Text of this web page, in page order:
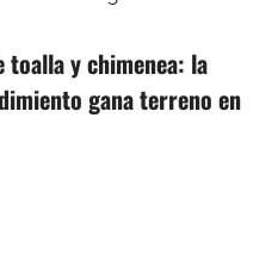
y chimenea: la
gana terreno en